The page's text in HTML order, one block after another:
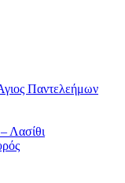
Παντελεήμων
Λασίθι